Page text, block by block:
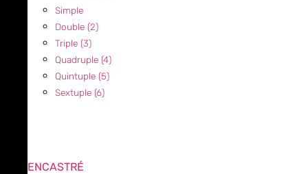
Simple
Double (2)
Triple (3)
Quadruple (4)
Quintuple (5)
Sextuple (6)
ENCASTRÉ